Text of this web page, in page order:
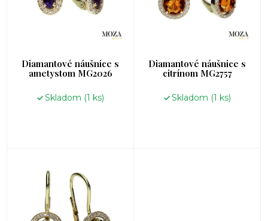
Diamantové náušnice s
ametystom MG2026
Skladom (1 ks)
Diamantové náušnice s
citrínom MG2757
Skladom (1 ks)